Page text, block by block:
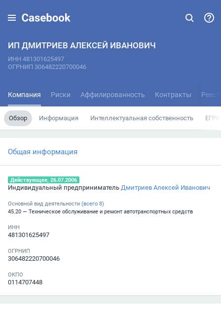
ИП ДМИТРИЕВ АЛЕКСЕЙ ИВАНОВИЧ
ИНН 481301625497
ОГРНИП 306482220700046
Компания Риски Аффилированность Контракты
Обзор Информация Интеллектуальная собственность
Общая информация
Действующее, 26.07.2006
Индивидуальный предприниматель Дмитриев Алексей Иванович
Основной вид деятельности (всего 8)
45.20 — Техническое обслуживание и ремонт автотранспортных средств
ИНН
481301625497
ОГРНИП
306482220700046
ОКПО
0114707448